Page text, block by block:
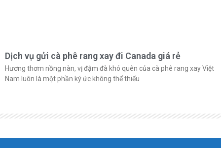
Dịch vụ gửi cà phê rang xay đi Canada giá rẻ
Hương thơm nồng nàn, vị đậm đà khó quên của cà phê rang xay Việt
Nam luôn là một phần ký ức không thể thiếu